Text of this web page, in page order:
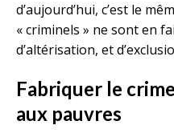
d’aujourd’hui, c’est le
« criminels » ne sont en
d’altérisation, et
Fabriquer le
aux pauvres